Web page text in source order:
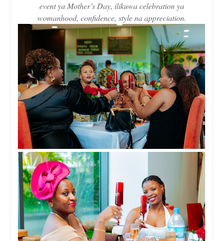
event ya Mother’s Day, ilikuwa celebration ya
womanhood, confidence, style na appreciation.